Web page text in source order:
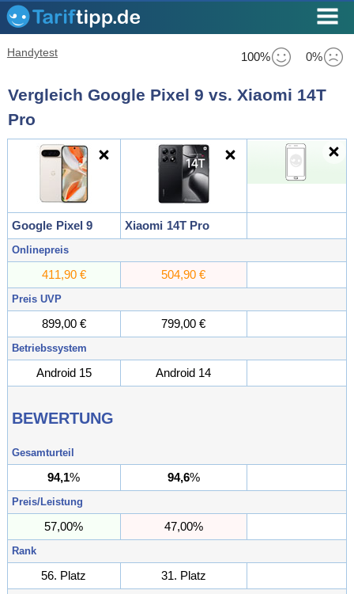
100% 0%
Handytest
Vergleich Google Pixel 9 vs. Xiaomi 14T
Pro
Google Pixel 9 Xiaomi 14T Pro
Onlinepreis
411,90 € 504,90 €
Preis UVP
899,00 € 799,00 €
Betriebssystem
Android 15 Android 14
BEWERTUNG
Gesamturteil
94,1% 94,6%
Preis/Leistung
57,00% 47,00%
Rank
56. Platz 31. Platz